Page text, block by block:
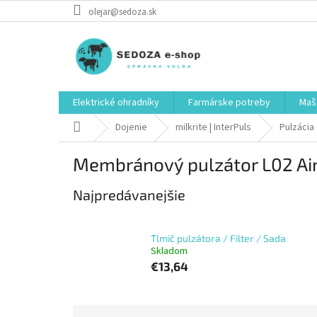
na
olejar@sedoza.sk
Elektrické ohradníky Farmárske potreby
DomovDojenie milkrite | InterPuls
Membránový pulzátor L02
Najpredávanejšie
Tlmič pulzátora / Filter / Sada
Skladom
€13,64